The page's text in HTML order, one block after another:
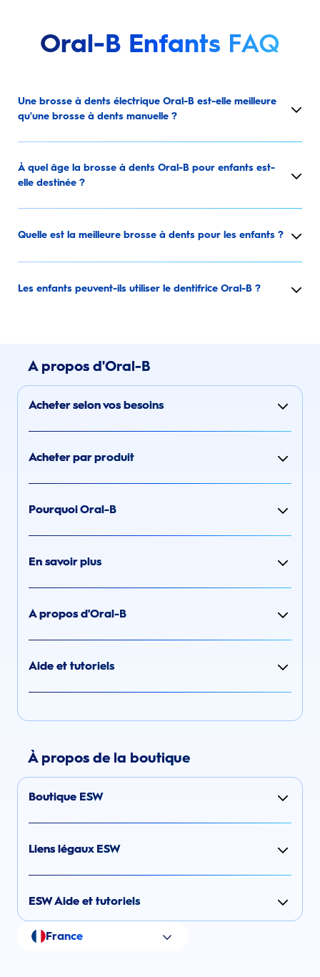
Oral-B Enfants FAQ
Une brosse à dents électrique Oral-B est-elle meilleure
qu'une brosse à dents manuelle ?
À quel âge la brosse à dents Oral-B pour enfants est-
elle destinée ?
Quelle est la meilleure brosse à dents pour les enfants ?
Les enfants peuvent-ils utiliser le dentifrice Oral-B ?
A propos d'Oral-B
Acheter selon vos besoins
Acheter par produit
Pourquoi Oral-B
En savoir plus
A propos d'Oral-B
Aide et tutoriels
À propos de la boutique
Boutique ESW
Liens légaux ESW
ESW Aide et tutoriels
France